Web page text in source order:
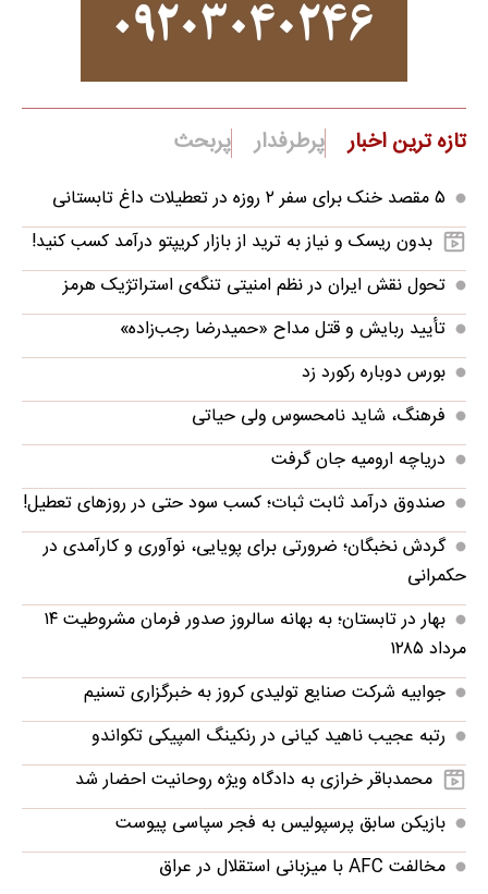
تازه ترین اخبار پرطرفدار پربحث
۵ مقصد خنک برای سفر ۲ روزه در تعطیلات داغ تابستانی
بدون ریسک و نیاز به ترید از بازار کریپتو درآمد کسب کنید!
تحول نقش ایران در نظم امنیتی تنگه‌ی استراتژیک هرمز
تأیید ربایش و قتل مداح «حمیدرضا رجب‌زاده»
بورس دوباره رکورد زد
فرهنگ، شاید نامحسوس ولی حیاتی
دریاچه ارومیه جان گرفت
صندوق درآمد ثابت ثبات؛ کسب سود حتی در روزهای تعطیل!
گردش نخبگان؛ ضرورتی برای پویایی، نوآوری و کارآمدی در
حکمرانی
بهار در تابستان؛ به بهانه سالروز صدور فرمان مشروطیت ۱۴
مرداد ۱۲۸۵
جوابیه شرکت صنایع تولیدی کروز به خبرگزاری تسنیم
رتبه عجیب ناهید کیانی در رنکینگ المپیکی تکواندو
محمدباقر خرازی به دادگاه ویژه روحانیت احضار شد
بازیکن سابق پرسپولیس به فجر سپاسی پیوست
مخالفت AFC با میزبانی استقلال در عراق